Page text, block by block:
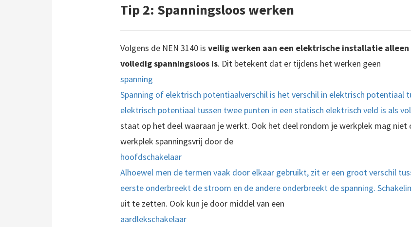
Tip 2: Spanningsloos werken
Volgens de NEN 3140 is veilig werken aan een elektrische installatie
volledig spanningsloos is. Dit betekent dat er tijdens het werken geen
spanning
Spanning of elektrisch potentiaalverschil is het verschil in elektrisch potentiaal
elektrisch potentiaal tussen twee punten in een statisch elektrisch veld is als
staat op het deel waaraan je werkt. Ook het deel rondom je werkplek mag
werkplek spanningsvrij door de
hoofdschakelaar
Alhoewel men de termen vaak door elkaar gebruikt, zit er een groot verschil
eerste onderbreekt de stroom en de andere onderbreekt de spanning.
uit te zetten. Ook kun je door middel van een
aardlekschakelaar